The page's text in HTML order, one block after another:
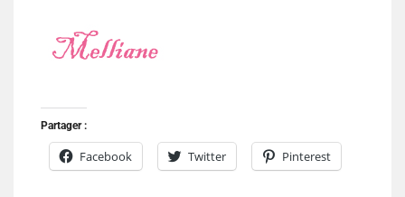
Partager :
Facebook Twitter Pinterest